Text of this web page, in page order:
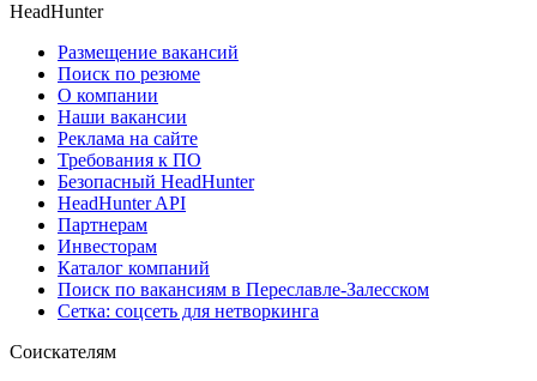
HeadHunter
Размещение вакансий
Поиск по резюме
О компании
Наши вакансии
Реклама на сайте
Требования к ПО
Безопасный HeadHunter
HeadHunter API
Партнерам
Инвесторам
Каталог компаний
Поиск по вакансиям в Переславле-Залесском
Сетка: соцсеть для нетворкинга
Соискателям